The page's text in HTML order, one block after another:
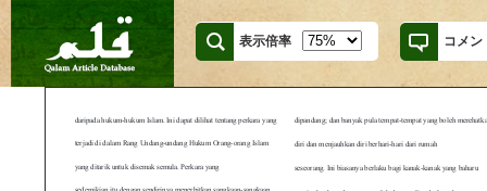
表示倍率 コメン